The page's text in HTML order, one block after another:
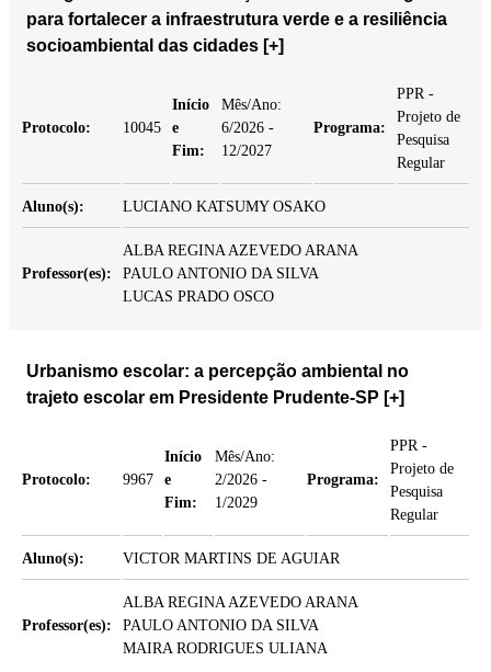
para fortalecer a infraestrutura verde e a resiliência
socioambiental das cidades [+]
Protocolo: 10045
Início
e
Fim:
Mês/Ano:
6/2026 -
12/2027
Programa:
PPR -
Projeto de
Pesquisa
Regular
Aluno(s): LUCIANO KATSUMY OSAKO
Professor(es):
ALBA REGINA AZEVEDO ARANA
PAULO ANTONIO DA SILVA
LUCAS PRADO OSCO
Urbanismo escolar: a percepção ambiental no
trajeto escolar em Presidente Prudente-SP [+]
Protocolo: 9967
Início
e
Fim:
Mês/Ano:
2/2026 -
1/2029
Programa:
PPR -
Projeto de
Pesquisa
Regular
Aluno(s): VICTOR MARTINS DE AGUIAR
Professor(es):
ALBA REGINA AZEVEDO ARANA
PAULO ANTONIO DA SILVA
MAIRA RODRIGUES ULIANA